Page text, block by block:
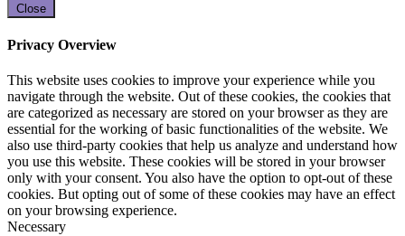
Close
Privacy Overview
This website uses cookies to improve your experience while you
navigate through the website. Out of these cookies, the cookies that
are categorized as necessary are stored on your browser as they are
essential for the working of basic functionalities of the website. We
also use third-party cookies that help us analyze and understand how
you use this website. These cookies will be stored in your browser
only with your consent. You also have the option to opt-out of these
cookies. But opting out of some of these cookies may have an effect
on your browsing experience.
Necessary